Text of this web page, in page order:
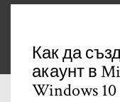
Как да
акаунт в
Windows 10